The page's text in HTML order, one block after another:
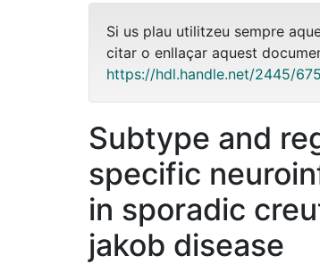
Si us plau utilitzeu sempre
citar o enllaçar aquest
https://hdl.handle.net/2445/
Subtype and
specific
in sporadic
jakob disease